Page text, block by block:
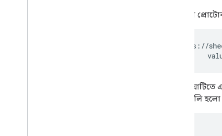
অনুরোধ
GET https://
অ্যারেগুলি